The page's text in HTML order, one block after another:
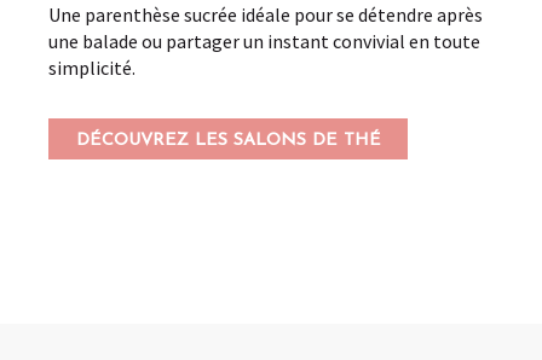
Une parenthèse sucrée idéale pour se détendre après
une balade ou partager un instant convivial en toute
simplicité.
DÉCOUVREZ LES SALONS DE THÉ